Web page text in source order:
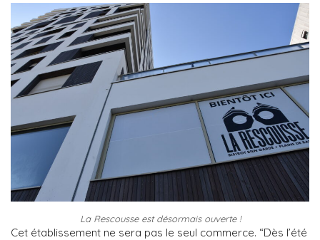
La Rescousse est désormais ouverte !
Cet établissement ne sera pas le seul commerce. “Dès l’été